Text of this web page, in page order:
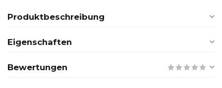
Produktbeschreibung
Eigenschaften
Bewertungen